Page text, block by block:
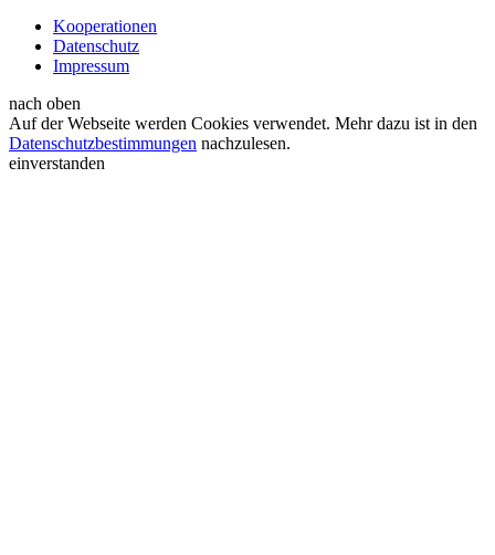
Kooperationen
Datenschutz
Impressum
nach oben
Auf der Webseite werden Cookies verwendet. Mehr dazu ist in den
Datenschutzbestimmungen nachzulesen.
einverstanden